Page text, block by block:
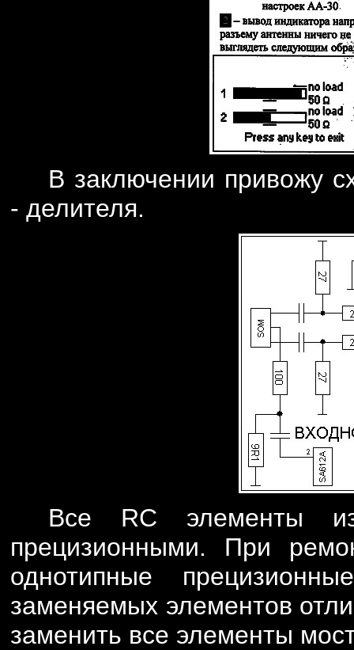
В заключении привожу
- делителя.
Все RC элементы
прецизионными. При
однотипные
заменяемых элементов
заменить все элементы